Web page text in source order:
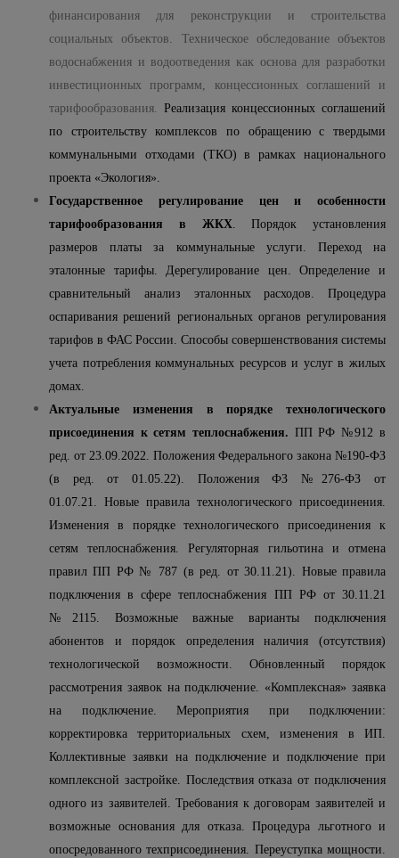
финансирования для реконструкции и строительства
социальных объектов. Техническое обследование объектов
водоснабжения и водоотведения как основа для разработки
инвестиционных программ, концессионных соглашений и
тарифообразования. Реализация концессионных соглашений
по строительству комплексов по обращению с твердыми
коммунальными отходами (ТКО) в рамках национального
проекта «Экология».
Государственное регулирование цен и особенности
тарифообразования в ЖКХ. Порядок установления
размеров платы за коммунальные услуги. Переход на
эталонные тарифы. Дерегулирование цен. Определение и
сравнительный анализ эталонных расходов. Процедура
оспаривания решений региональных органов регулирования
тарифов в ФАС России. Способы совершенствования системы
учета потребления коммунальных ресурсов и услуг в жилых
домах.
Актуальные изменения в порядке технологического
присоединения к сетям теплоснабжения. ПП РФ №912 в
ред. от 23.09.2022. Положения Федерального закона №190-ФЗ
(в ред. от 01.05.22). Положения ФЗ №276-ФЗ от
01.07.21. Новые правила технологического присоединения.
Изменения в порядке технологического присоединения к
сетям теплоснабжения. Регуляторная гильотина и отмена
правил ПП РФ № 787 (в ред. от 30.11.21). Новые правила
подключения в сфере теплоснабжения ПП РФ от 30.11.21
№2115. Возможные важные варианты подключения
абонентов и порядок определения наличия (отсутствия)
технологической возможности. Обновленный порядок
рассмотрения заявок на подключение. «Комплексная» заявка
на подключение. Мероприятия при подключении:
корректировка территориальных схем, изменения в ИП.
Коллективные заявки на подключение и подключение при
комплексной застройке. Последствия отказа от подключения
одного из заявителей. Требования к договорам заявителей и
возможные основания для отказа. Процедура льготного и
опосредованного техприсоединения. Переуступка мощности.